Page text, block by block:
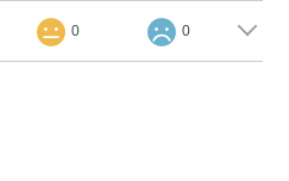
0 0